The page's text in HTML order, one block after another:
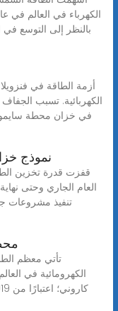
بالنظر إلى التوسع في
أزمة الطاقة في
الكهربائية. تسبب
في خزان محطة سايمون
نموذج
العام الجاري وحتى
تنفيذ مشروعات
تأتي معظم
الكهرومائية في